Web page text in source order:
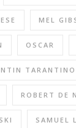
MEL
OSCAR
TARANTINO
ROBERT DE
SAMUEL